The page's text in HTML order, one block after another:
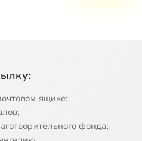
ящике:
фонда;